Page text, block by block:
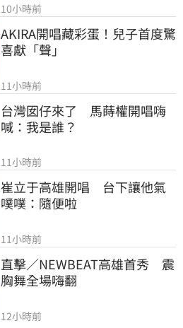
10小時前
AKIRA開唱藏彩蛋！兒子首度驚
喜獻「聲」
11小時前
台灣囡仔來了　馬蒔權開唱嗨
喊：我是誰？
11小時前
崔立于高雄開唱　台下讓他氣
噗噗：隨便啦
11小時前
直擊／NEWBEAT高雄首秀　震
胸舞全場嗨翻
12小時前